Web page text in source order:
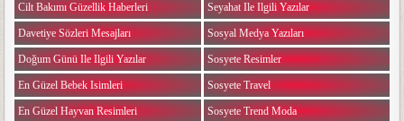
Cilt Bakımı Güzellik Haberleri
Davetiye Sözleri Mesajları
Doğum Günü Ile Ilgili Yazılar
En Güzel Bebek Isimleri
En Güzel Hayvan Resimleri
Seyahat Ile Ilgili Yazılar
Sosyal Medya Yazıları
Sosyete Resimler
Sosyete Travel
Sosyete Trend Moda